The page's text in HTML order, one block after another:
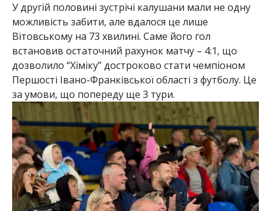
У другій половині зустрічі калушани мали не одну
можливість забити, але вдалося це лише
Вітовському на 73 хвилині. Саме його гол
встановив остаточний рахунок матчу – 4:1, що
дозволило “Хіміку” достроково стати чемпіоном
Першості Івано-Франківської області з футболу. Це
за умови, що попереду ще 3 тури.